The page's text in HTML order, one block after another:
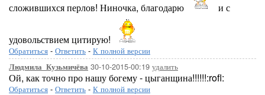
сложившихся перлов! Ниночка, благодарю и с
удовольствием цитирую!
Обратиться - Ответить - К полной версии
Людмила_Кузьмичёва 30-10-2015-00:19 удалить
Ой, как точно про нашу богему - цыганщина!!!!!!:rofl:
Обратиться - Ответить - К полной версии